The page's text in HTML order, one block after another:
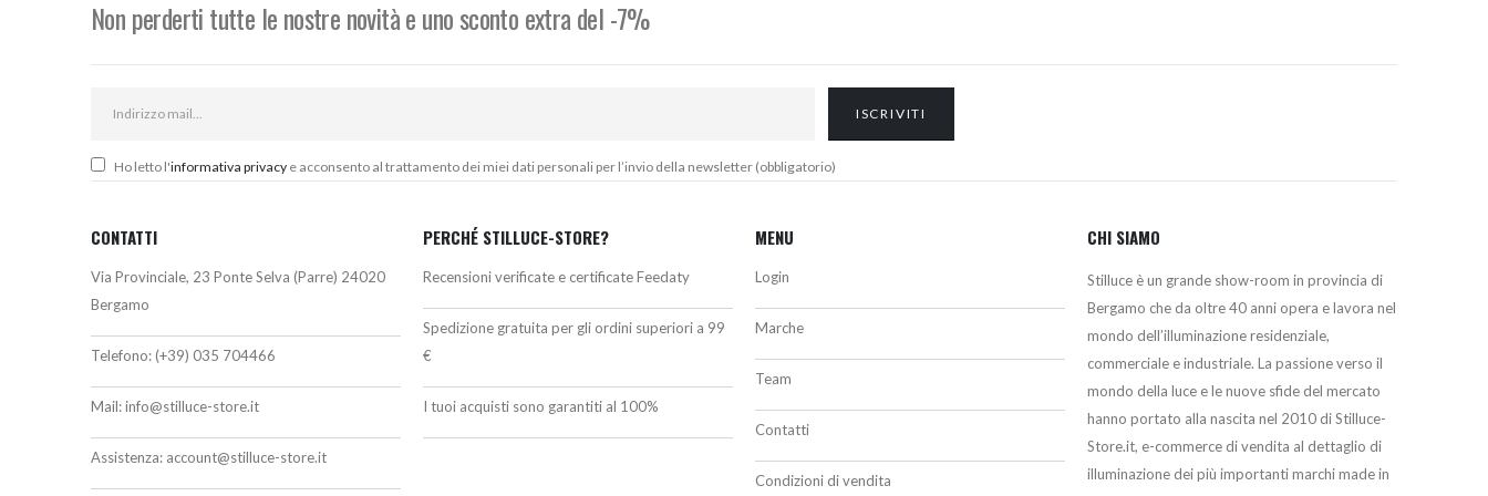
Non perderti tutte le nostre novità e uno sconto extra del -7%
Ho letto l'informativa privacy e acconsento al trattamento dei miei dati personali per l’invio della newsletter (obbligatorio)
CONTATTI
Via Provinciale, 23 Ponte Selva (Parre) 24020
Bergamo
Telefono: (+39) 035 704466
Mail:info@stilluce-store.it
Assistenza: account@stilluce-store.it
PERCHÉ STILLUCE-STORE?
Recensioni verificate e certificate Feedaty
Spedizione gratuita per gli ordini superiori a 99
€
I tuoi acquisti sono garantiti al 100%
MENU
Login
Marche
Team
Contatti
Condizioni di vendita
CHI SIAMO
Stilluce è un grande show-room in provincia di
Bergamo che da oltre 40 anni opera e lavora nel
mondo dell’illuminazione residenziale,
commerciale e industriale. La passione verso il
mondo della luce e le nuove sfide del mercato
hanno portato alla nascita nel 2010 di Stilluce-
Store.it, e-commerce di vendita al dettaglio di
illuminazione dei più importanti marchi made in